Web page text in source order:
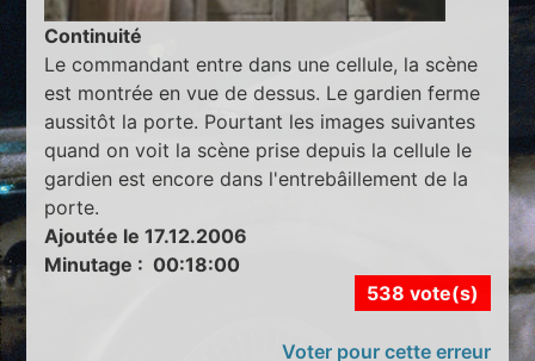
Continuité
Le commandant entre dans une cellule, la scène
est montrée en vue de dessus. Le gardien ferme
aussitôt la porte. Pourtant les images suivantes
quand on voit la scène prise depuis la cellule le
gardien est encore dans l'entrebâillement de la
porte.
Ajoutée le 17.12.2006
Minutage : 00:18:00
538 vote(s)
Voter pour cette erreur